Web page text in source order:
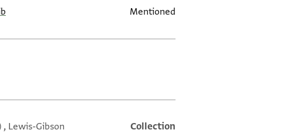
Mentioned
Additional metadata
Collection
Lewis-Gibson